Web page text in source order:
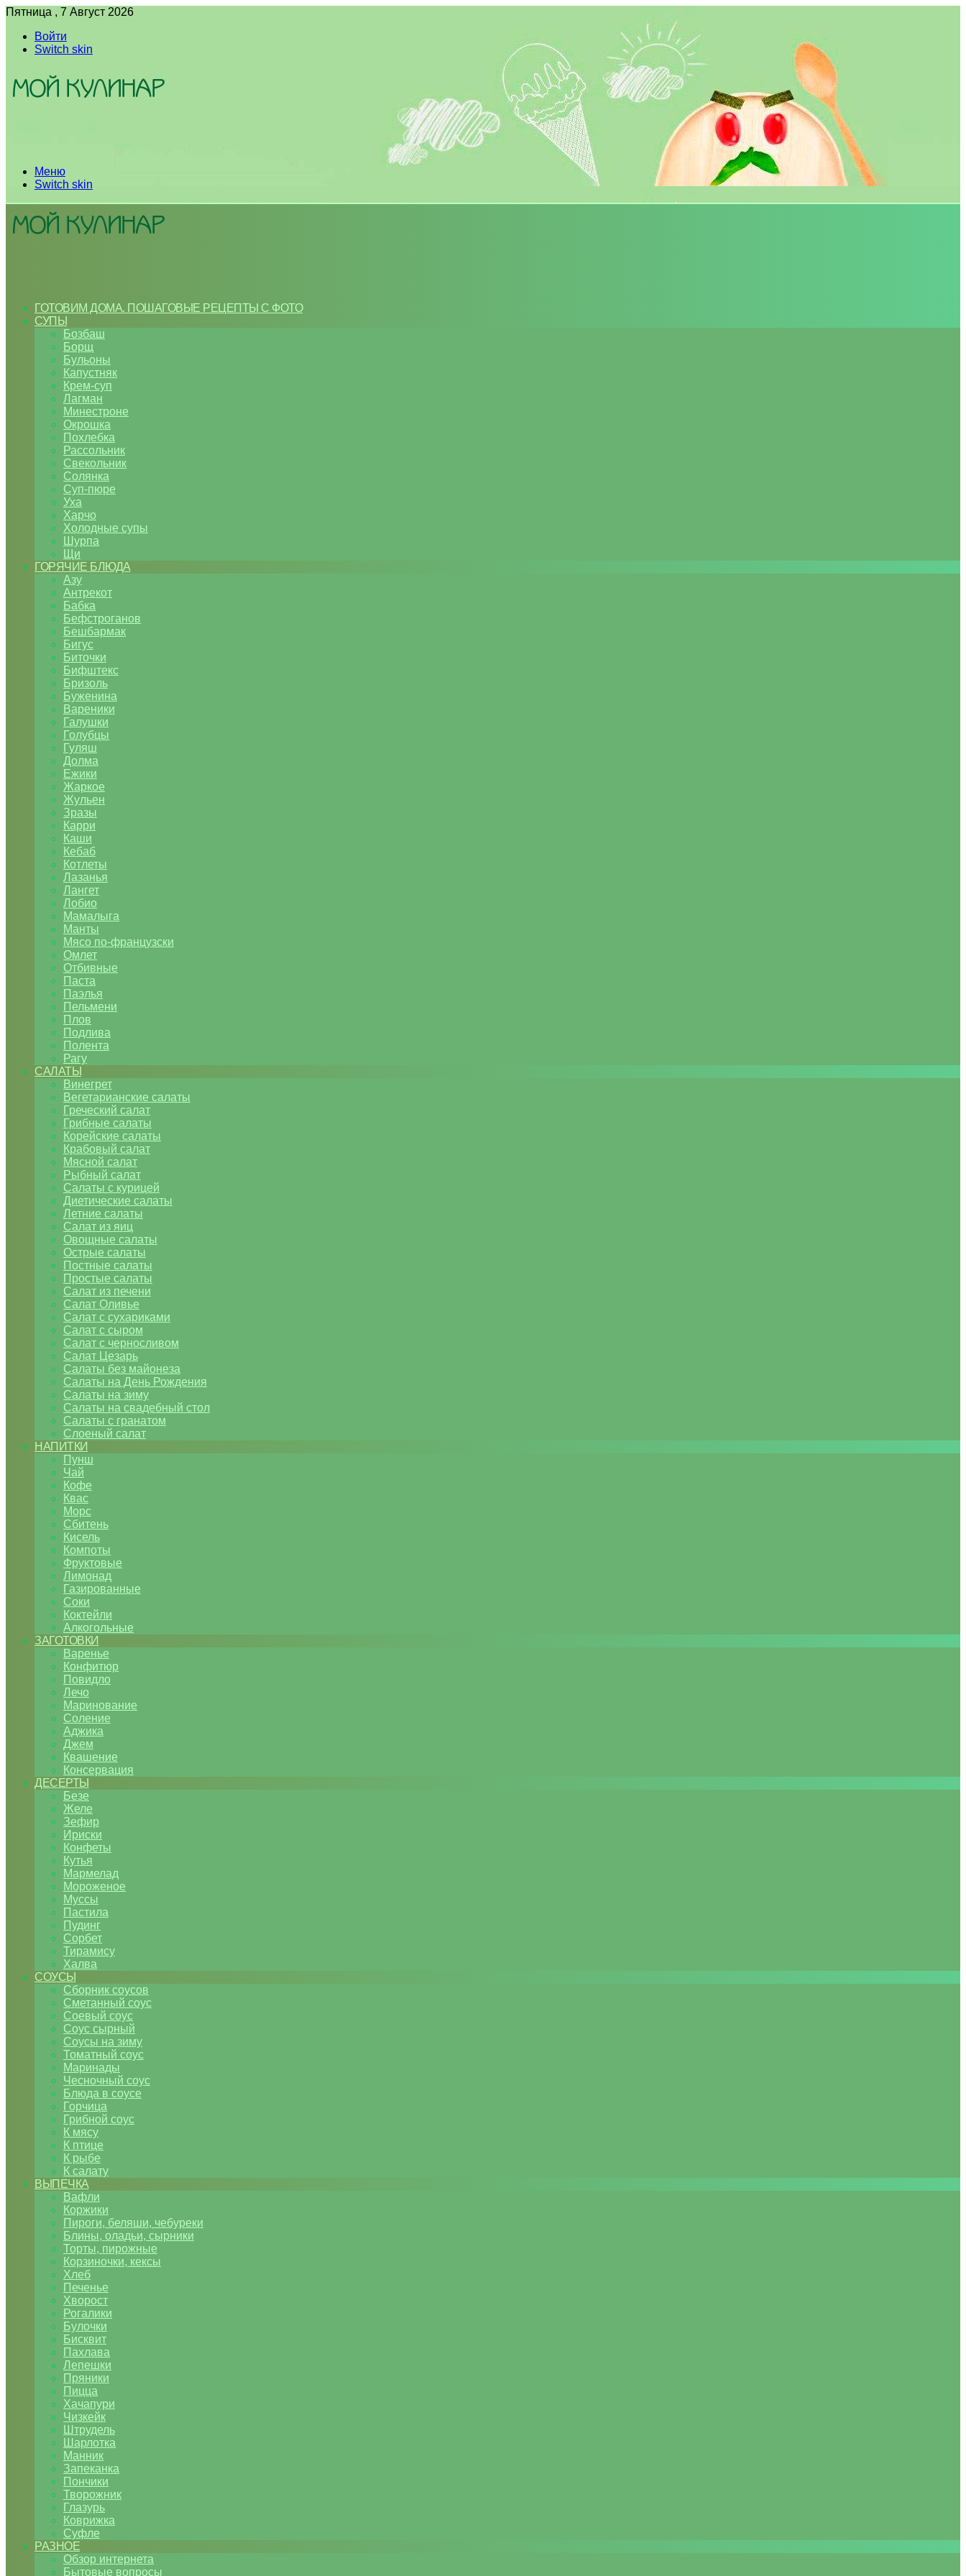
Пятница , 7 Август 2026
Войти
Switch skin
Меню
Switch skin
ГОТОВИМ ДОМА. ПОШАГОВЫЕ РЕЦЕПТЫ С ФОТО
СУПЫ
Бозбаш
Борщ
Бульоны
Капустняк
Крем-суп
Лагман
Минестроне
Окрошка
Похлебка
Рассольник
Свекольник
Солянка
Суп-пюре
Уха
Харчо
Холодные супы
Шурпа
Щи
ГОРЯЧИЕ БЛЮДА
Азу
Антрекот
Бабка
Бефстроганов
Бешбармак
Бигус
Биточки
Бифштекс
Бризоль
Буженина
Вареники
Галушки
Голубцы
Гуляш
Долма
Ежики
Жаркое
Жульен
Зразы
Карри
Каши
Кебаб
Котлеты
Лазанья
Лангет
Лобио
Мамалыга
Манты
Мясо по-французски
Омлет
Отбивные
Паста
Паэлья
Пельмени
Плов
Подлива
Полента
Рагу
САЛАТЫ
Винегрет
Вегетарианские салаты
Греческий салат
Грибные салаты
Корейские салаты
Крабовый салат
Мясной салат
Рыбный салат
Салаты с курицей
Диетические салаты
Летние салаты
Салат из яиц
Овощные салаты
Острые салаты
Постные салаты
Простые салаты
Салат из печени
Салат Оливье
Салат с сухариками
Салат с сыром
Салат с черносливом
Салат Цезарь
Салаты без майонеза
Салаты на День Рождения
Салаты на зиму
Салаты на свадебный стол
Салаты с гранатом
Слоеный салат
НАПИТКИ
Пунш
Чай
Кофе
Квас
Морс
Сбитень
Кисель
Компоты
Фруктовые
Лимонад
Газированные
Соки
Коктейли
Алкогольные
ЗАГОТОВКИ
Варенье
Конфитюр
Повидло
Лечо
Маринование
Соление
Аджика
Джем
Квашение
Консервация
ДЕСЕРТЫ
Безе
Желе
Зефир
Ириски
Конфеты
Кутья
Мармелад
Мороженое
Муссы
Пастила
Пудинг
Сорбет
Тирамису
Халва
СОУСЫ
Сборник соусов
Сметанный соус
Соевый соус
Соус сырный
Соусы на зиму
Томатный соус
Маринады
Чесночный соус
Блюда в соусе
Горчица
Грибной соус
К мясу
К птице
К рыбе
К салату
ВЫПЕЧКА
Вафли
Коржики
Пироги, беляши, чебуреки
Блины, оладьи, сырники
Торты, пирожные
Корзиночки, кексы
Хлеб
Печенье
Хворост
Рогалики
Булочки
Бисквит
Пахлава
Лепешки
Пряники
Пицца
Хачапури
Чизкейк
Штрудель
Шарлотка
Манник
Запеканка
Пончики
Творожник
Глазурь
Коврижка
Суфле
РАЗНОЕ
Обзор интернета
Бытовые вопросы